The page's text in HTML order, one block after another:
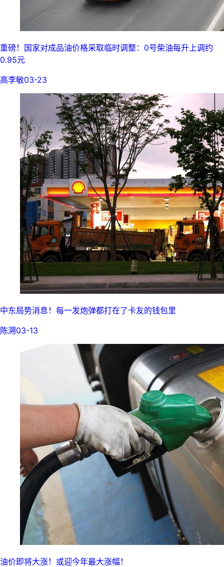
重磅！国家对成品油价格采取临时调整：0号柴油每升上调约
0.95元
高李敏03-23
中东局势消息！每一发炮弹都打在了卡友的钱包里
陈溯03-13
油价即将大涨！或迎今年最大涨幅！